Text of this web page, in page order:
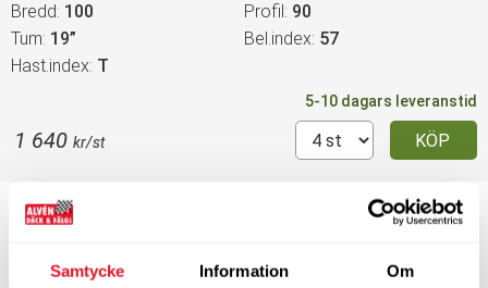
Samtycke Information Om
Bredd 100 Profil 90
Tum 19” Bel.index 57
Hast.index T
5-10 dagars leveranstid
KÖP
1 640 kr/st
Bredd 110
Hast.index H